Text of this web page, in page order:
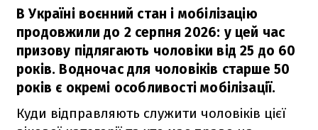
В Україні воєнний стан і мобілізацію
продовжили до 2 серпня 2026: у цей час
призову підлягають чоловіки від 25 до 60
років. Водночас для чоловіків старше 50
років є окремі особливості мобілізації.
Куди відправляють служити чоловіків цієї